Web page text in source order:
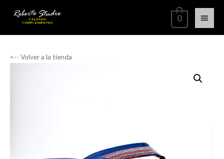
0
<-- Volver a la tienda